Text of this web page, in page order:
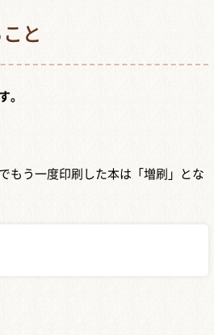
と
。
もう一度印刷した本は「増刷」とな